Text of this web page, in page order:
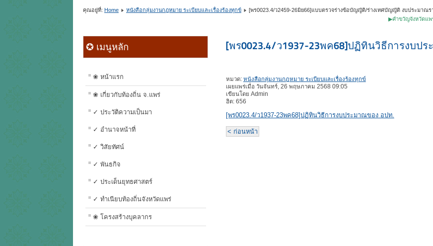
คุณอยู่ที่: Home หนังสือกลุ่มงานกฎหมาย ระเบียบและเรื่องร้องทุกข์
[พร0023.4/ว2459-26มิย66]แบบตรวจร่างข้อบัญญัติ/ร่างเทศบัญญัติ งบประมาณร
▶คำขวัญจังหวัดแพร่◀ ✽หม้
✪ เมนูหลัก
❀ หน้าแรก
❀ เกี่ยวกับท้องถิ่น จ.แพร่
✓ ประวัติความเป็นมา
✓ อำนาจหน้าที่
✓ วิสัยทัศน์
✓ พันธกิจ
✓ ประเด็นยุทธศาสตร์
✓ ทำเนียบท้องถิ่นจังหวัดแพร่
❀ โครงสร้างบุคลากร
[พร0023.4/ว1937-23พค68]ปฏิทินวิธีการงบป
หมวด: หนังสือกลุ่มงานกฎหมาย ระเบียบและเรื่องร้องทุกข์
เผยแพร่เมื่อ วันจันทร์, 26 พฤษภาคม 2568 09:05
เขียนโดย Admin
ฮิต: 656
[พร0023.4/ว1937-23พค68]ปฏิทินวิธีการงบประมาณของ อปท.
< ก่อนหน้า